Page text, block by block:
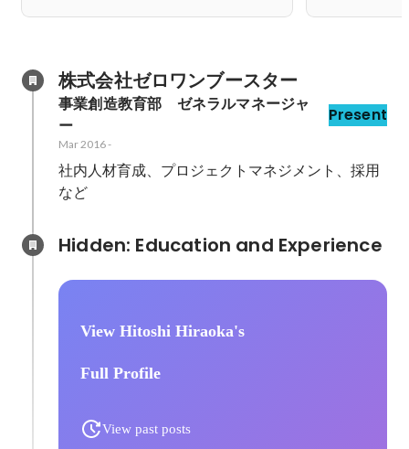
株式会社ゼロワンブースター
事業創造教育部　ゼネラルマネージャ
ー
Present
Mar 2016-
社内人材育成、プロジェクトマネジメント、採用
など
View Hitoshi Hiraoka's
Full Profile
View past posts